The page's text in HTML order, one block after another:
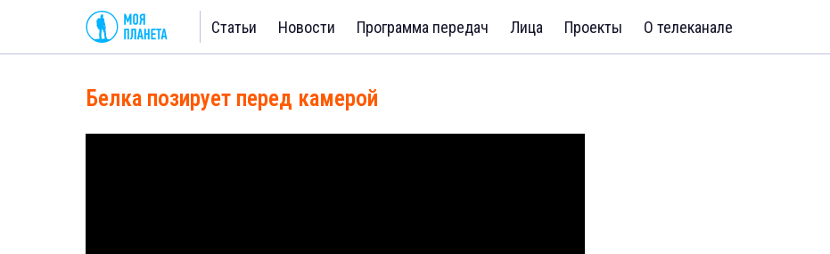
Статьи Новости Программа передач Лица Проекты О телеканале
Белка позирует перед камерой